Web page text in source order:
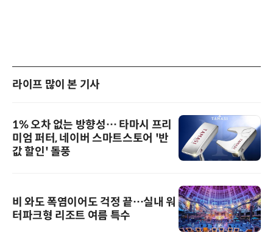
라이프 많이 본 기사
1% 오차 없는 방향성… 타마시 프리
미엄 퍼터, 네이버 스마트스토어 '반
값 할인' 돌풍
비 와도 폭염이어도 걱정 끝…실내 워
터파크형 리조트 여름 특수